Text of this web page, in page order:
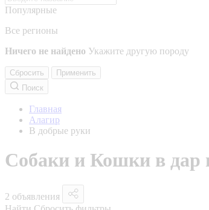
Популярные
Все регионы
Ничего не найдено Укажите другую породу
Сбросить
Применить
Поиск
Главная
Алагир
В добрые руки
Собаки и Кошки в дар
2 объявления